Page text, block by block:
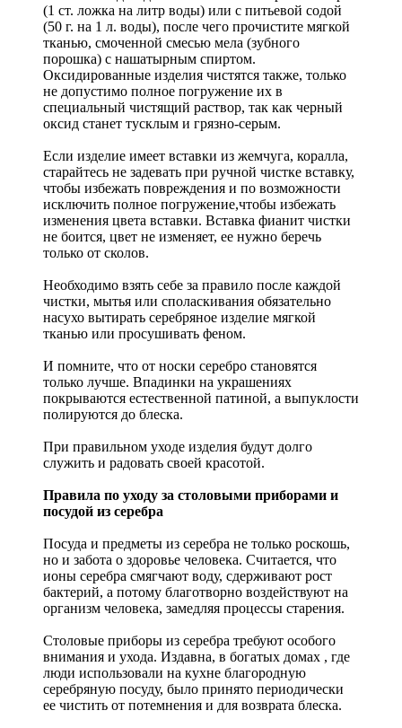
(1 ст. ложка на литр воды) или с питьевой содой
(50 г. на 1 л. воды), после чего прочистите мягкой
тканью, смоченной смесью мела (зубного
порошка) с нашатырным спиртом.
Оксидированные изделия чистятся также, только
не допустимо полное погружение их в
специальный чистящий раствор, так как черный
оксид станет тусклым и грязно-серым.
Если изделие имеет вставки из жемчуга, коралла,
старайтесь не задевать при ручной чистке вставку,
чтобы избежать повреждения и по возможности
исключить полное погружение,чтобы избежать
изменения цвета вставки. Вставка фианит чистки
не боится, цвет не изменяет, ее нужно беречь
только от сколов.
Необходимо взять себе за правило после каждой
чистки, мытья или споласкивания обязательно
насухо вытирать серебряное изделие мягкой
тканью или просушивать феном.
И помните, что от носки серебро становятся
только лучше. Впадинки на украшениях
покрываются естественной патиной, а выпуклости
полируются до блеска.
При правильном уходе изделия будут долго
служить и радовать своей красотой.
Правила по уходу за столовыми приборами и
посудой из серебра
Посуда и предметы из серебра не только роскошь,
но и забота о здоровье человека. Считается, что
ионы серебра смягчают воду, сдерживают рост
бактерий, а потому благотворно воздействуют на
организм человека, замедляя процессы старения.
Столовые приборы из серебра требуют особого
внимания и ухода. Издавна, в богатых домах , где
люди использовали на кухне благородную
серебряную посуду, было принято периодически
ее чистить от потемнения и для возврата блеска.